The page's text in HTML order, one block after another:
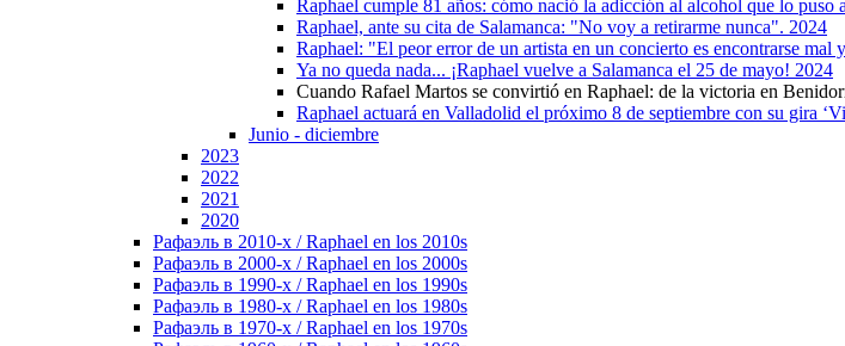
Raphael cumple 81 años: cómo nació la adicción al alcohol que lo puso
Raphael, ante su cita de Salamanca: "No voy a retirarme nunca". 2024
Raphael: "El peor error de un artista en un concierto es encontrarse
Ya no queda nada... ¡Raphael vuelve a Salamanca el 25 de mayo! 2024
Cuando Rafael Martos se convirtió en Raphael: de la victoria en
Raphael actuará en Valladolid el próximo 8 de septiembre con su gira
Junio - diciembre
2023
2022
2021
2020
Рафаэль в 2010-х / Raphael en los 2010s
Рафаэль в 2000-х / Raphael en los 2000s
Рафаэль в 1990-х / Raphael en los 1990s
Рафаэль в 1980-х / Raphael en los 1980s
Рафаэль в 1970-х / Raphael en los 1970s